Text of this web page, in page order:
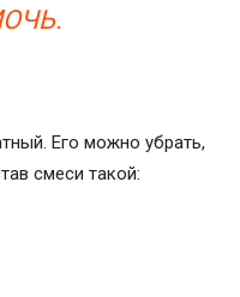
Его можно убрать,
смеси такой: